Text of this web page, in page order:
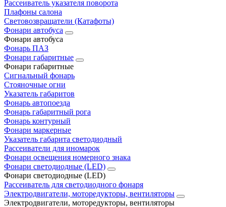
Рассеиватель указателя поворота
Плафоны салона
Световозвращатели (Катафоты)
Фонари автобуса
Фонари автобуса
Фонарь ПАЗ
Фонари габаритные
Фонари габаритные
Сигнальный фонарь
Стояночные огни
Указатель габаритов
Фонарь автопоезда
Фонарь габаритный рога
Фонарь контурный
Фонари маркерные
Указатель габарита светодиодный
Рассеиватели для иномарок
Фонари освещения номерного знака
Фонари светодиодные (LED)
Фонари светодиодные (LED)
Рассеиватель для светодиодного фонаря
Электродвигатели, моторедукторы, вентиляторы
Электродвигатели, моторедукторы, вентиляторы